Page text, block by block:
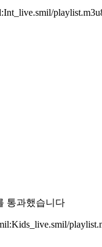
통과했습니다